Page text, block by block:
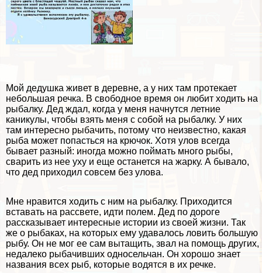
Мой дедушка живет в деревне, а у них там протекает
небольшая речка. В свободное время он любит ходить на
рыбалку. Дед ждал, когда у меня начнутся летние
каникулы, чтобы взять меня с собой на рыбалку. У них
там интересно рыбачить, потому что неизвестно, какая
рыба может попасться на крючок. Хотя улов всегда
бывает разный: иногда можно поймать много рыбы,
сварить из нее уху и еще останется на жарку. А бывало,
что дед приходил совсем без улова.
Мне нравится ходить с ним на рыбалку. Приходится
вставать на рассвете, идти полем. Дед по дороге
рассказывает интересные истории из своей жизни. Так
же о рыбаках, на которых ему удавалось ловить большую
рыбу. Он не мог ее сам вытащить, звал на помощь других,
недалеко рыбачивших односельчан. Он хорошо знает
названия всех рыб, которые водятся в их речке.